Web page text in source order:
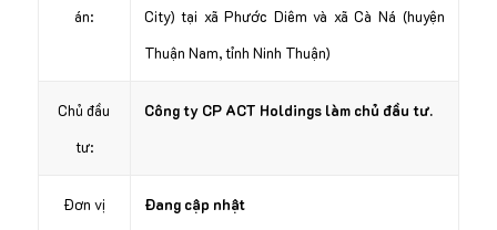
án:
City) tại xã Phước Diêm và xã Cà Ná (huyện
Thuận Nam, tỉnh Ninh Thuận)
Chủ đầu
tư:
Công ty CP ACT Holdings làm chủ đầu tư.
Đơn vị
Đang cập nhật